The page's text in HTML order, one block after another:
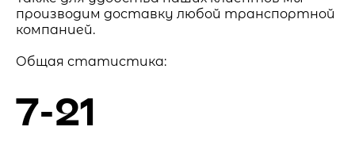
производим доставку любой транспортной
компанией.
Общая статистика:
7-21